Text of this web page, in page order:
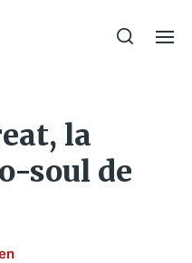
la
soul de